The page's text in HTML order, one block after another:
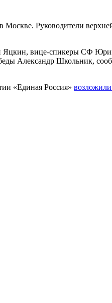
Руководители
Яцкин, вице-спикеры СФ
Александр Школьник,
«Единая Россия»